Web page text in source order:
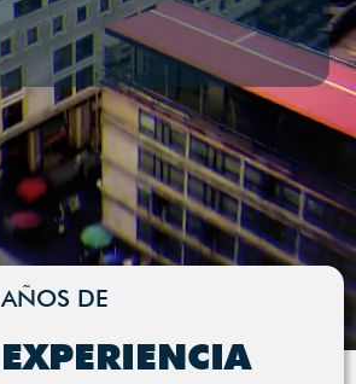
AÑOS DE
EXPERIENCIA